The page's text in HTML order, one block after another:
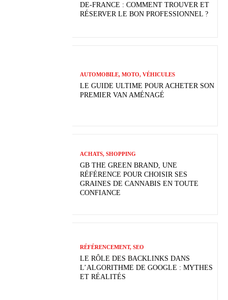
DE-FRANCE : COMMENT TROUVER ET
RÉSERVER LE BON PROFESSIONNEL ?
AUTOMOBILE, MOTO, VÉHICULES
LE GUIDE ULTIME POUR ACHETER SON
PREMIER VAN AMÉNAGÉ
ACHATS, SHOPPING
GB THE GREEN BRAND, UNE
RÉFÉRENCE POUR CHOISIR SES
GRAINES DE CANNABIS EN TOUTE
CONFIANCE
RÉFÉRENCEMENT, SEO
LE RÔLE DES BACKLINKS DANS
L’ALGORITHME DE GOOGLE : MYTHES
ET RÉALITÉS